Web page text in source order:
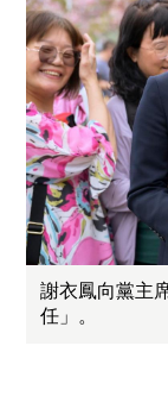
謝衣鳳向黨主
任」。